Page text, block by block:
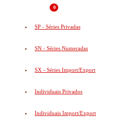
0
SP - Séries Privadas
SN - Séries Numeradas
SX - Séries Import/Export
Individuais Privados
Individuais Import/Export